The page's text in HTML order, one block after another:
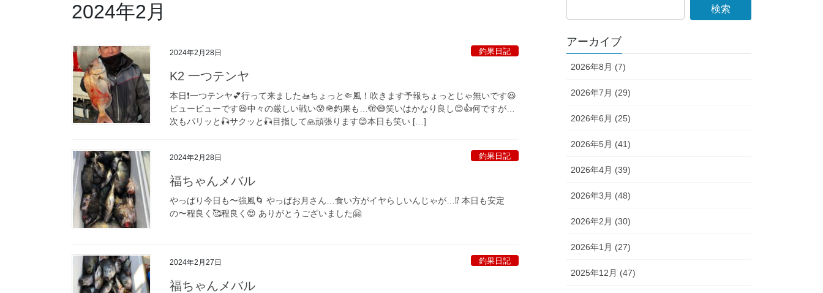
2024年2月
2024年2月28日 釣果日記
K2 一つテンヤ
本日❗️一つテンヤ💕行って来ました🚤ちょっと🤏風！吹きます予報ちょっとじゃ無いです😆
ビュービューです😆中々の厳しい戦い😰🪖釣果も…🫣😅笑いはかなり良し😊👍何ですが…
次もパリッと🎣サクッと🎣目指して🙏頑張ります😊本日も笑い […]
2024年2月28日 釣果日記
福ちゃんメバル
やっぱり今日も〜強風🌀 やっぱお月さん…食い方がイヤらしいんじゃが…⁉️ 本日も安定
の〜程良く🥰程良く😍 ありがとうございました🤗
2024年2月27日 釣果日記
福ちゃんメバル
アーカイブ
2026年8月 (7)
2026年7月 (29)
2026年6月 (25)
2026年5月 (41)
2026年4月 (39)
2026年3月 (48)
2026年2月 (30)
2026年1月 (27)
2025年12月 (47)